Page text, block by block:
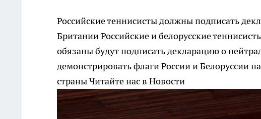
Российские теннисисты должны подписать
БританииРоссийские и белорусские
обязаны будут подписать декларацию о
демонстрировать флаги России и Белоруссии
страныЧитайте нас в Новости